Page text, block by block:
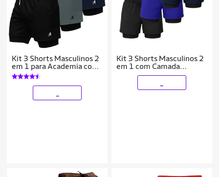
Kit 3 Shorts Masculinos 2
em 1 para Academia com
Estampa Esportiva
Corrida
Kit 3 Shorts Masculinos 2
em 1 com Camada
Térmica e Tecido de Alta